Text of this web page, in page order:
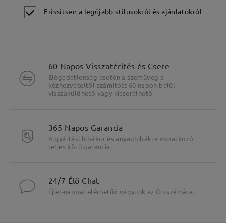
Frissítsen a legújabb stílusokról és ajánlatokról
60 Napos Visszatérítés és Csere
Elégedetlenség esetén a szemüveg a
kézhezvételtől számított 60 napon belül
visszaküldhető vagy kicserélhető.
365 Napos Garancia
A gyártási hibákra és anyaghibákra vonatkozó
teljes körű garancia.
24/7 Élő Chat
Éjjel-nappal elérhetők vagyunk az Ön számára.